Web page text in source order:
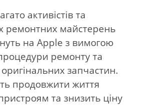
активістів та
ремонтних майстерень
на Apple з вимогою
ремонту та
запчастин.
продовжити життя
та знизить ціну